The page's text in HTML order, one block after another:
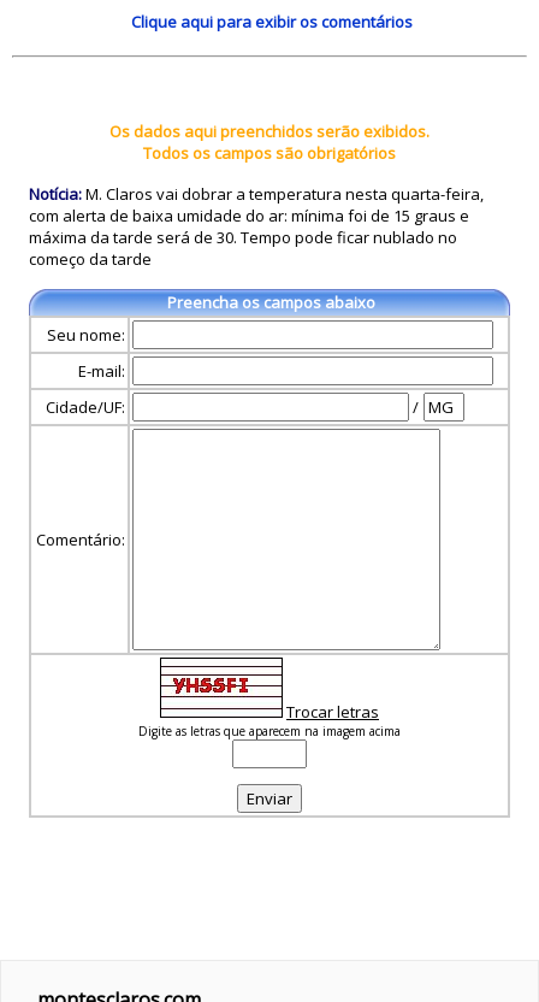
Clique aquipara exibir os comentários
Os dados aqui preenchidos serão exibidos.
Todos os campos são obrigatórios
Notícia:M. Claros vai dobrar a temperatura nesta quarta-feira,
com alerta de baixa umidade do ar: mínima foi de 15 graus e
máxima da tarde será de 30. Tempo pode ficar nublado no
começo da tarde
Preencha os campos abaixo
Seu nome:
E-mail:
Cidade/UF:
/
Comentário:
Trocar letras
Digite as letras que aparecem na imagem acima